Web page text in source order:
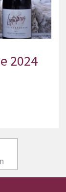
2024